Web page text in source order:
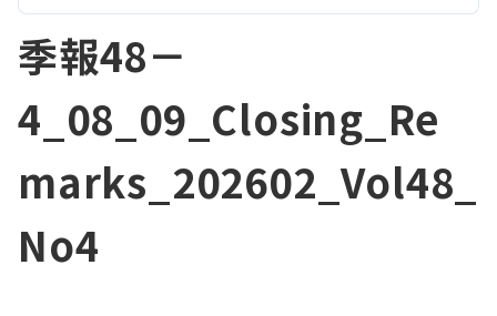
季報48－
4_08_09_Closing_Re
marks_202602_Vol48_
No4